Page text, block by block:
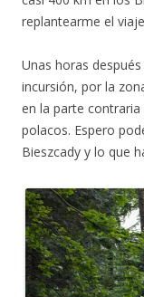
replantearme el
Unas horas
incursión, por la
en la parte
polacos. Espero
Bieszcady y lo que